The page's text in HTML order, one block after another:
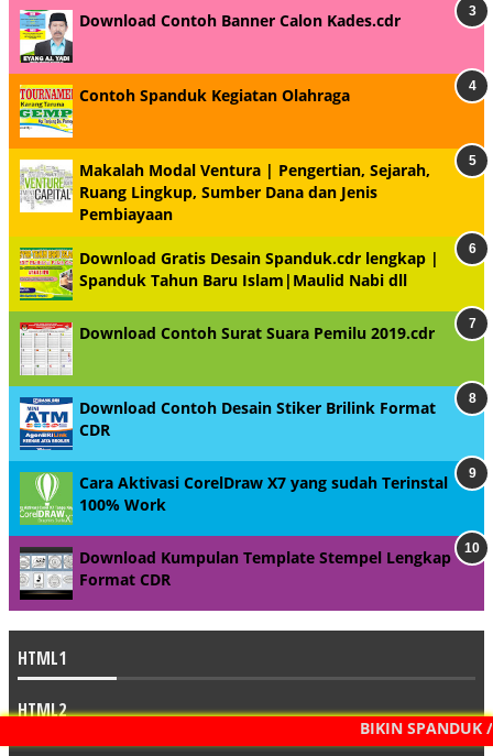
Download Contoh Banner Calon Kades.cdr
Contoh Spanduk Kegiatan Olahraga
Makalah Modal Ventura | Pengertian, Sejarah,
Ruang Lingkup, Sumber Dana dan Jenis
Pembiayaan
Download Gratis Desain Spanduk.cdr lengkap |
Spanduk Tahun Baru Islam|Maulid Nabi dll
Download Contoh Surat Suara Pemilu 2019.cdr
Download Contoh Desain Stiker Brilink Format
CDR
Cara Aktivasi CorelDraw X7 yang sudah Terinstal
100% Work
Download Kumpulan Template Stempel Lengkap
Format CDR
HTML1
BIKIN SPANDUK
HTML2